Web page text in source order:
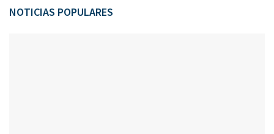
NOTICIAS POPULARES